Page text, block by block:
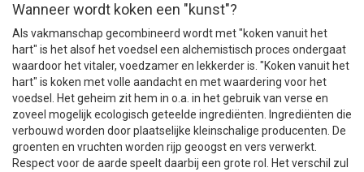
Wanneer wordt koken een "kunst"?
Als vakmanschap gecombineerd wordt met "koken vanuit het
hart" is het alsof het voedsel een alchemistisch proces ondergaat
waardoor het vitaler, voedzamer en lekkerder is. "Koken vanuit het
hart" is koken met volle aandacht en met waardering voor het
voedsel. Het geheim zit hem in o.a. in het gebruik van verse en
zoveel mogelijk ecologisch geteelde ingrediënten. Ingrediënten die
verbouwd worden door plaatselijke kleinschalige producenten. De
groenten en vruchten worden rijp geoogst en vers verwerkt.
Respect voor de aarde speelt daarbij een grote rol. Het verschil zul